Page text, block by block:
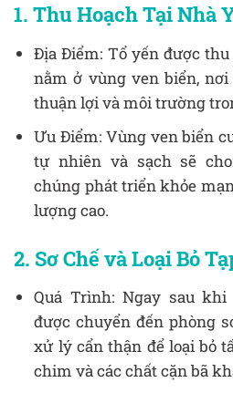
1. Thu Hoạch Tại Nhà
Địa Điểm: Tổ yến được
nằm ở vùng ven biển,
thuận lợi và môi trường
Ưu Điểm: Vùng ven biển
tự nhiên và sạch sẽ
chúng phát triển khỏe
lượng cao.
2. Sơ Chế và Loại Bỏ
Quá Trình: Ngay sau
được chuyển đến phòng
xử lý cẩn thận để loại bỏ
chim và các chất cặn bã